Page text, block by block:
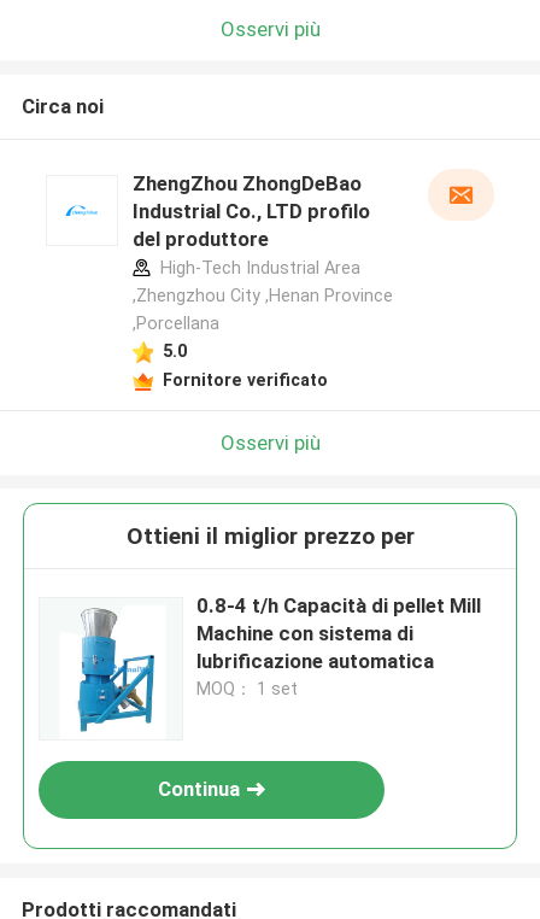
Osservi più
Circa noi
ZhengZhou ZhongDeBao
Industrial Co., LTD profilo
del produttore
High-Tech Industrial Area
,Zhengzhou City ,Henan Province
,Porcellana
5.0
Fornitore verificato
Osservi più
Ottieni il miglior prezzo per
0.8-4 t/h Capacità di pellet Mill
Machine con sistema di
lubrificazione automatica
MOQ： 1 set
Continua
Prodotti raccomandati